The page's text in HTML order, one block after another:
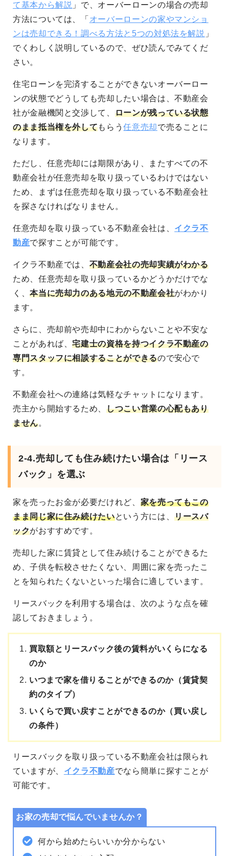
て基本から解説 」で、オーバーローンの場合の売却
方法については、「 オーバーローンの家やマンショ
ンは売却できる！調べる方法と5つの対処法を解説 」
でくわしく説明しているので、ぜひ読んでみてくだ
さい。
住宅ローンを完済することができないオーバーロー
ンの状態でどうしても売却したい場合は、不動産会
社が金融機関と交渉して、 ローンが残っている状態
のまま抵当権を外してもらう任意売却で売ることに
なります。
ただし、任意売却には期限があり、またすべての不
動産会社が任意売却を取り扱っているわけではない
ため、まずは任意売却を取り扱っている不動産会社
を探さなければなりません。
任意売却を取り扱っている不動産会社は、 イクラ不
動産で探すことが可能です。
イクラ不動産では、 不動産会社の売却実績がわかる
ため、任意売却を取り扱っているかどうかだけでな
く、本当に売却力のある地元の不動産会社がわかり
ます。
さらに、売却前や売却中にわからないことや不安な
ことがあれば、宅建士の資格を持つイクラ不動産の
専門スタッフに相談することができるので安心で
す。
不動産会社への連絡は気軽なチャットになります。
売主から開始するため、しつこい営業の心配もあり
ません。
2-4.売却しても住み続けたい場合は「リース
バック」を選ぶ
家を売ったお金が必要だけれど、 家を売ってもこの
まま同じ家に住み続けたいという方には、リースバ
ックがおすすめです。
売却した家に賃貸として住み続けることができるた
め、子供を転校させたくない、周囲に家を売ったこ
とを知られたくないといった場合に適しています。
リースバックを利用する場合は、次のような点を確
認しておきましょう。
買取額とリースバック後の賃料がいくらになる
のか
いつまで家を借りることができるのか（賃貸契
約のタイプ）
いくらで買い戻すことができるのか（買い戻し
の条件）
リースバックを取り扱っている不動産会社は限られ
ていますが、 イクラ不動産でなら簡単に探すことが
可能です。
お家の売却で悩んでいませんか？
何から始めたらいいか分からない